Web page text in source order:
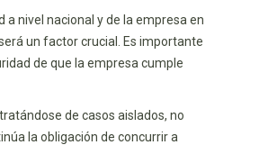
nivel nacional y de la empresa en
un factor crucial. Es importante
de que la empresa cumple
de casos aislados, no
la obligación de concurrir a